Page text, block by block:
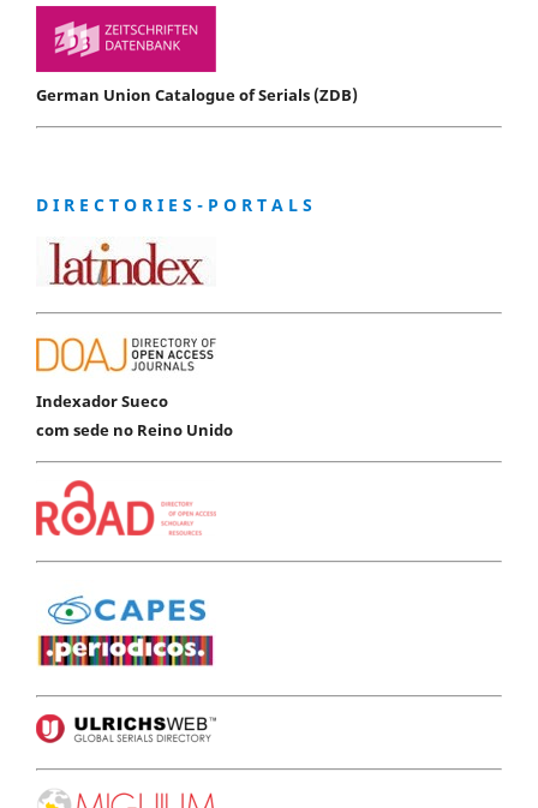
German Union Catalogue of Serials (ZDB)
D I R E C T O R I E S - P O R T A L S
Indexador Sueco
com sede no Reino Unido